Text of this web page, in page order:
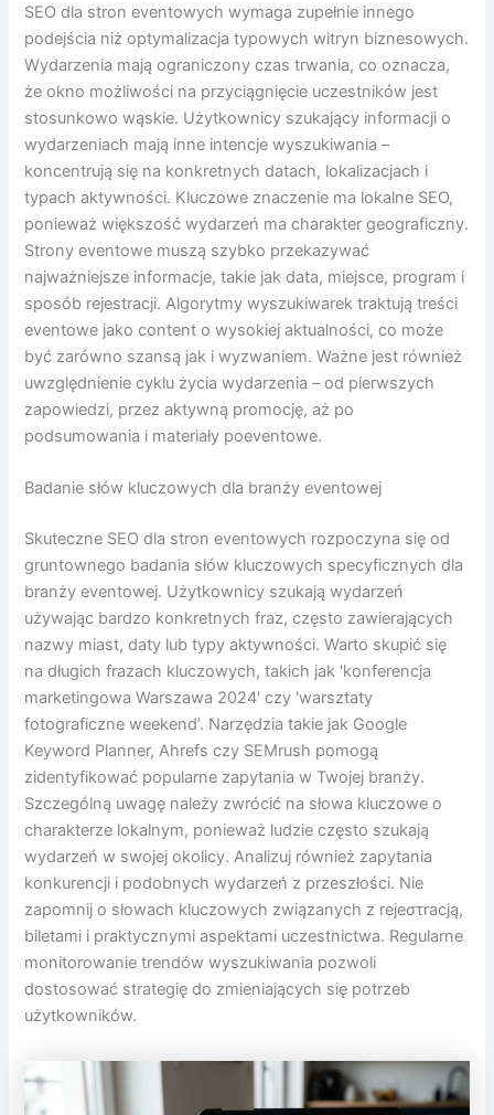
SEO dla stron eventowych wymaga zupełnie innego
podejścia niż optymalizacja typowych witryn biznesowych.
Wydarzenia mają ograniczony czas trwania, co oznacza,
że okno możliwości na przyciągnięcie uczestników jest
stosunkowo wąskie. Użytkownicy szukający informacji o
wydarzeniach mają inne intencje wyszukiwania –
koncentrują się na konkretnych datach, lokalizacjach i
typach aktywności. Kluczowe znaczenie ma lokalne SEO,
ponieważ większość wydarzeń ma charakter geograficzny.
Strony eventowe muszą szybko przekazywać
najważniejsze informacje, takie jak data, miejsce, program i
sposób rejestracji. Algorytmy wyszukiwarek traktują treści
eventowe jako content o wysokiej aktualności, co może
być zarówno szansą jak i wyzwaniem. Ważne jest również
uwzględnienie cyklu życia wydarzenia – od pierwszych
zapowiedzi, przez aktywną promocję, aż po
podsumowania i materiały poeventowe.
Badanie słów kluczowych dla branży eventowej
Skuteczne SEO dla stron eventowych rozpoczyna się od
gruntownego badania słów kluczowych specyficznych dla
branży eventowej. Użytkownicy szukają wydarzeń
używając bardzo konkretnych fraz, często zawierających
nazwy miast, daty lub typy aktywności. Warto skupić się
na długich frazach kluczowych, takich jak 'konferencja
marketingowa Warszawa 2024′ czy 'warsztaty
fotograficzne weekend’. Narzędzia takie jak Google
Keyword Planner, Ahrefs czy SEMrush pomogą
zidentyfikować popularne zapytania w Twojej branży.
Szczególną uwagę należy zwrócić na słowa kluczowe o
charakterze lokalnym, ponieważ ludzie często szukają
wydarzeń w swojej okolicy. Analizuj również zapytania
konkurencji i podobnych wydarzeń z przeszłości. Nie
zapomnij o słowach kluczowych związanych z rejeστracją,
biletami i praktycznymi aspektami uczestnictwa. Regularne
monitorowanie trendów wyszukiwania pozwoli
dostosować strategię do zmieniających się potrzeb
użytkowników.